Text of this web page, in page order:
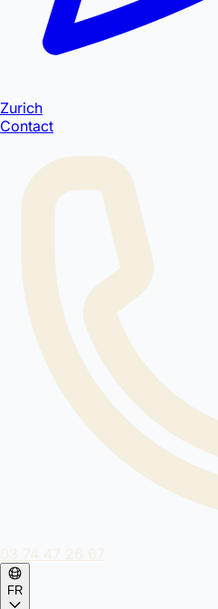
Zurich
Contact
03 74 47 26 67
FR